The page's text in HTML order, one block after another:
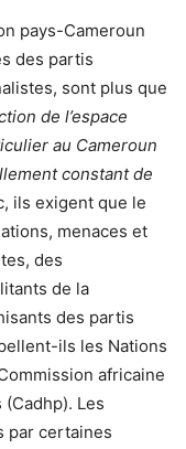
pays-Cameroun
des partis
sont plus que
de l’espace
au Cameroun
constant de
ils exigent que le
menaces et
des
de la
des partis
ils les Nations
africaine
Les
par certaines